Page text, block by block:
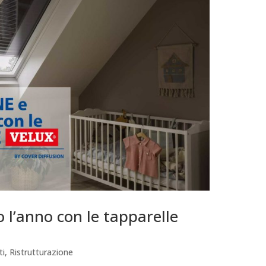
con le tapparelle
, Ristrutturazione